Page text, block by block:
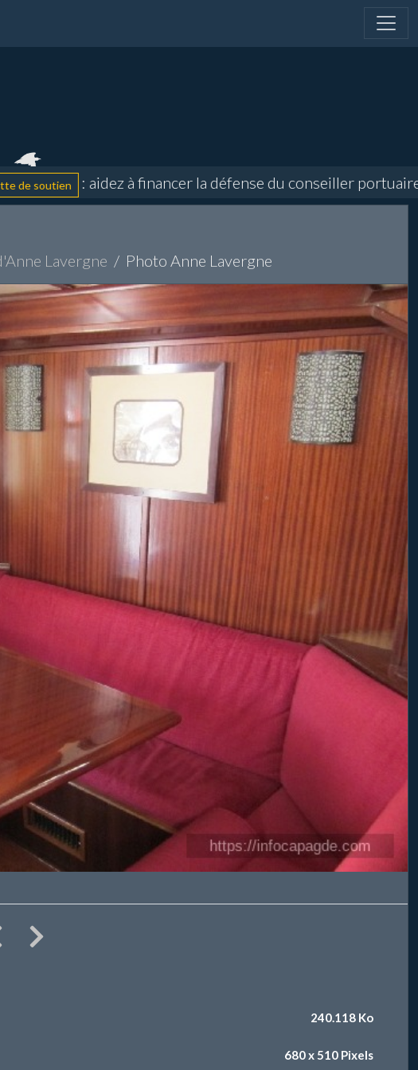
: aidez à financer la défense du conseiller portuaire et
Lavergne
Photo Anne Lavergne
240.118 Ko
680 x 510 Pixels